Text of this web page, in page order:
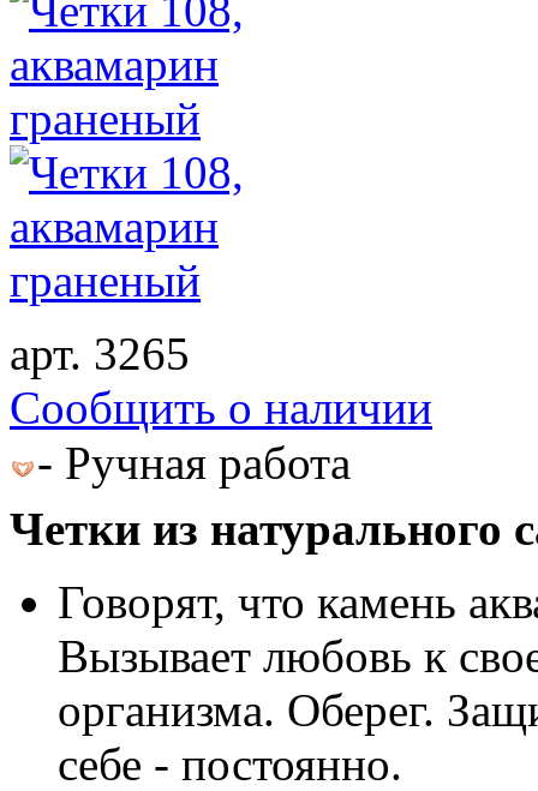
арт. 3265
Cообщить о наличии
- Ручная работа
Четки из натурального
Говорят, что камень
Вызывает любовь к
организма. Оберег.
себе - постоянно.